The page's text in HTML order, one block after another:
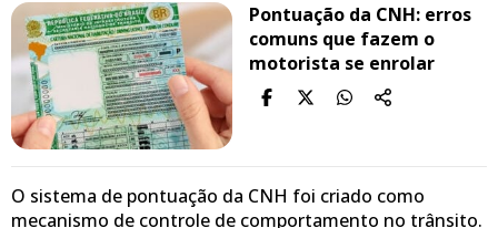
Pontuação da CNH: erros
comuns que fazem o
motorista se enrolar
O sistema de pontuação da CNH foi criado como
mecanismo de controle de comportamento no trânsito.